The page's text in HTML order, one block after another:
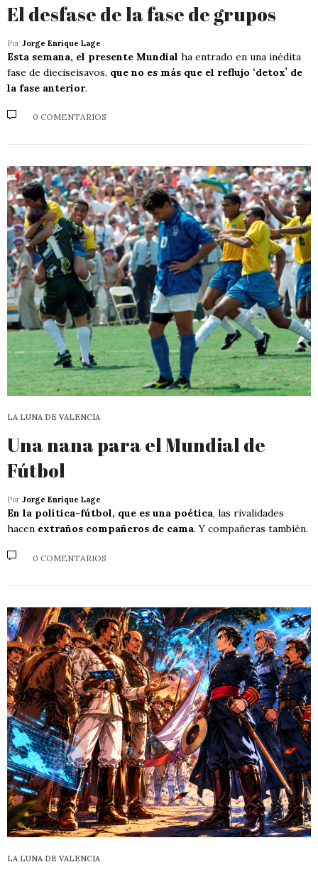
El desfase de la fase de grupos
Por Jorge Enrique Lage
Esta semana, el presente Mundial ha entrado en una inédita
fase de dieciseisavos, que no es más que el reflujo ʻdetoxʼ de
la fase anterior.
0 COMENTARIOS
LA LUNA DE VALENCIA
Una nana para el Mundial de
Fútbol
Por Jorge Enrique Lage
En la política-fútbol, que es una poética, las rivalidades
hacen extraños compañeros de cama. Y compañeras también.
0 COMENTARIOS
LA LUNA DE VALENCIA